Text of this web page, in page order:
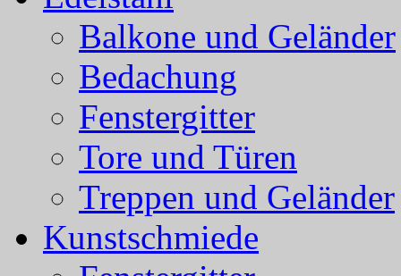
Balkone und Geländer
Bedachung
Fenstergitter
Tore und Türen
Treppen und Geländer
Kunstschmiede